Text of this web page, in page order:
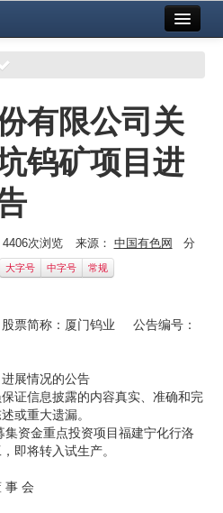
有限公司关
钨矿项目进
4406次浏览 来源： 中国有色网 分
大字号 中字号 常规
称：厦门钨业 公告编号：
展情况的公告
信息披露的内容真实、准确和完
或重大遗漏。
资金重点投资项目福建宁化行洛
即将转入试生产。
会